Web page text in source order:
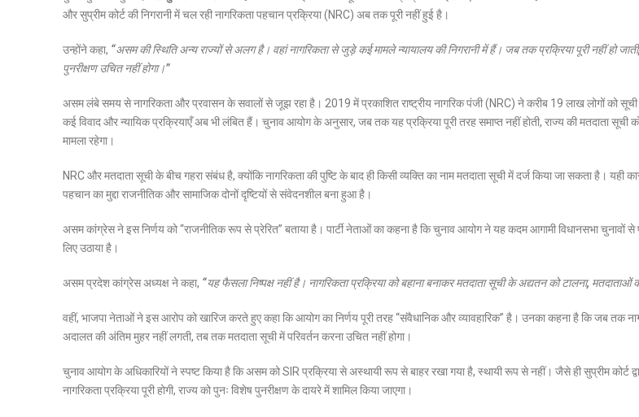
और सुप्रीम कोर्ट की निगरानी में चल रही नागरिकता पहचान प्रक्रिया (NRC) अब तक पूरी नहीं हुई है।
उन्होंने कहा, “असम की स्थिति अन्य राज्यों से अलग है। वहां नागरिकता से जुड़े कई मामले न्यायालय की निगरानी में हैं। जब तक प्रक्रिया पूरी नहीं हो
पुनरीक्षण उचित नहीं होगा।”
असम लंबे समय से नागरिकता और प्रवासन के सवालों से जूझ रहा है। 2019 में प्रकाशित राष्ट्रीय नागरिक पंजी (NRC) ने करीब 19 लाख लोगों को सूची
कई विवाद और न्यायिक प्रक्रियाएँ अब भी लंबित हैं। चुनाव आयोग के अनुसार, जब तक यह प्रक्रिया पूरी तरह समाप्त नहीं होती, राज्य की मतदाता सूची
मामला रहेगा।
NRC और मतदाता सूची के बीच गहरा संबंध है, क्योंकि नागरिकता की पुष्टि के बाद ही किसी व्यक्ति का नाम मतदाता सूची में दर्ज किया जा सकता है। यही
पहचान का मुद्दा राजनीतिक और सामाजिक दोनों दृष्टियों से संवेदनशील बना हुआ है।
असम कांग्रेस ने इस निर्णय को “राजनीतिक रूप से प्रेरित” बताया है। पार्टी नेताओं का कहना है कि चुनाव आयोग ने यह कदम आगामी विधानसभा चुनावों
लिए उठाया है।
असम प्रदेश कांग्रेस अध्यक्ष ने कहा, “यह फैसला निष्पक्ष नहीं है। नागरिकता प्रक्रिया को बहाना बनाकर मतदाता सूची के अद्यतन को टालना,
वहीं, भाजपा नेताओं ने इस आरोप को खारिज करते हुए कहा कि आयोग का निर्णय पूरी तरह “संवैधानिक और व्यावहारिक” है। उनका कहना है कि जब तक
अदालत की अंतिम मुहर नहीं लगती, तब तक मतदाता सूची में परिवर्तन करना उचित नहीं होगा।
चुनाव आयोग के अधिकारियों ने स्पष्ट किया है कि असम को SIR प्रक्रिया से अस्थायी रूप से बाहर रखा गया है, स्थायी रूप से नहीं। जैसे ही सुप्रीम कोर्ट
नागरिकता प्रक्रिया पूरी होगी, राज्य को पुनः विशेष पुनरीक्षण के दायरे में शामिल किया जाएगा।